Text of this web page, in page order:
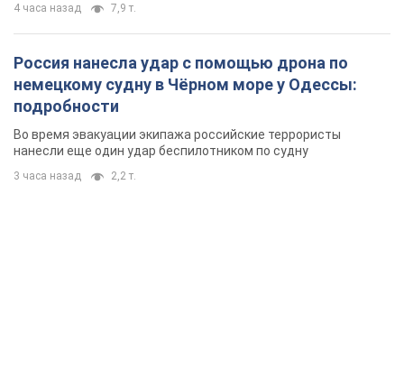
4 часа назад 7,9 т.
Россия нанесла удар с помощью дрона по
немецкому судну в Чёрном море у Одессы:
подробности
Во время эвакуации экипажа российские террористы
нанесли еще один удар беспилотником по судну
3 часа назад 2,2 т.